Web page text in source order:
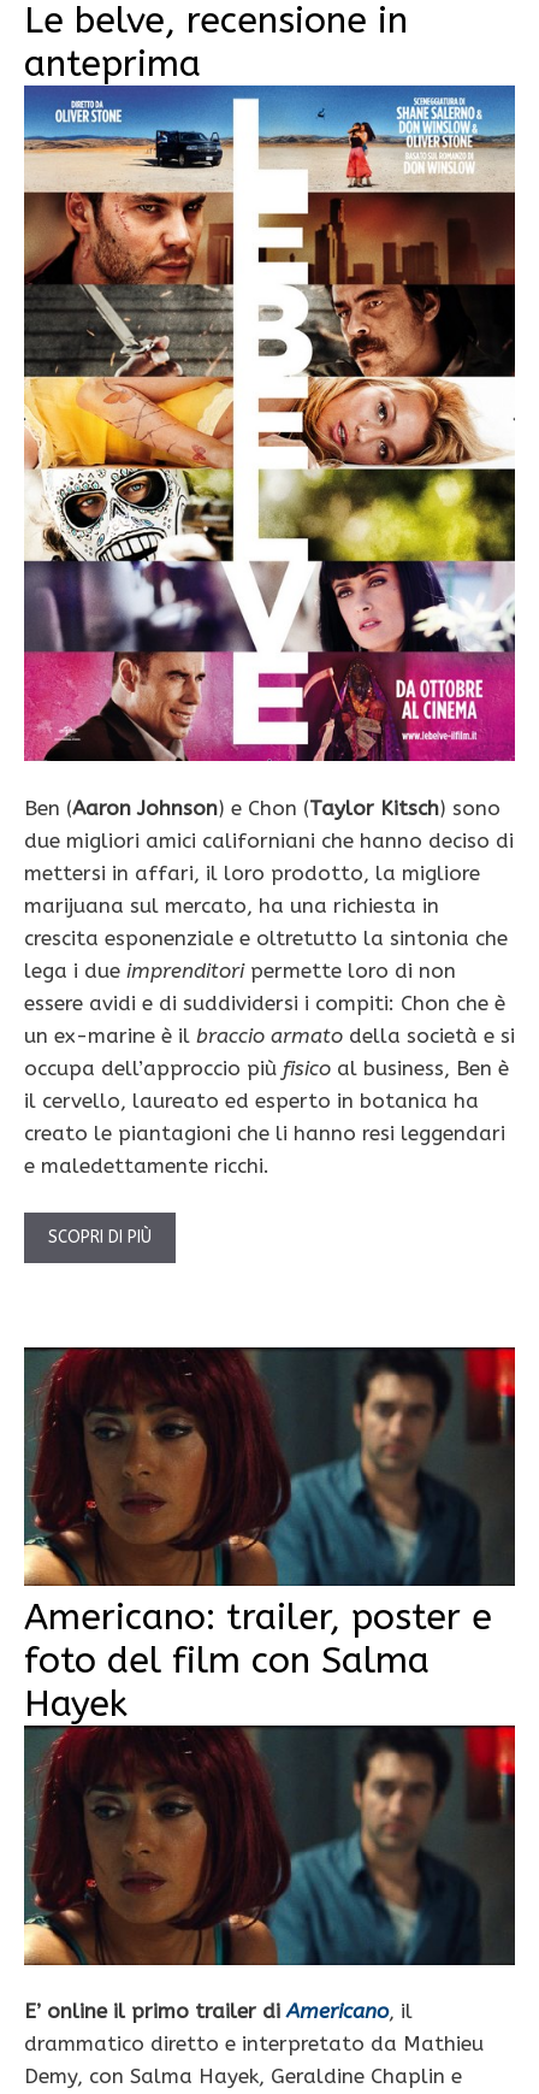
Le belve, recensione in
anteprima
Ben (Aaron Johnson) e Chon (Taylor Kitsch) sono
due migliori amici californiani che hanno deciso di
mettersi in affari, il loro prodotto, la migliore
marijuana sul mercato, ha una richiesta in
crescita esponenziale e oltretutto la sintonia che
lega i due imprenditoripermette loro di non
essere avidi e di suddividersi i compiti: Chon che è
un ex-marine è il braccio armato della società e si
occupa dell’approccio più fisico al business, Ben è
il cervello, laureato ed esperto in botanica ha
creato le piantagioni che li hanno resi leggendari
e maledettamente ricchi.
SCOPRI DI PIÙ
Americano: trailer, poster e
foto del film con Salma
Hayek
E’ online il primo trailer diAmericano, il
drammatico diretto e interpretato da Mathieu
Demy, con Salma Hayek, Geraldine Chaplin e